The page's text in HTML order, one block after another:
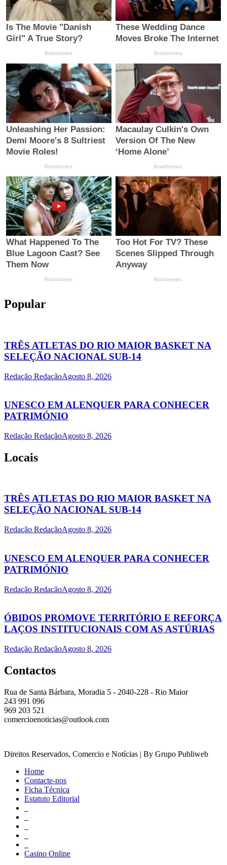
Popular
TRÊS ATLETAS DO RIO MAIOR BASKET NA
SELEÇÃO NACIONAL SUB-14
Redação RedaçãoAgosto 8, 2026
UNESCO EM ALENQUER PARA CONHECER
PATRIMÓNIO
Redação RedaçãoAgosto 8, 2026
Locais
TRÊS ATLETAS DO RIO MAIOR BASKET NA
SELEÇÃO NACIONAL SUB-14
Redação RedaçãoAgosto 8, 2026
UNESCO EM ALENQUER PARA CONHECER
PATRIMÓNIO
Redação RedaçãoAgosto 8, 2026
ÓBIDOS PROMOVE TERRITÓRIO E REFORÇA
LAÇOS INSTITUCIONAIS COM AS ASTÚRIAS
Redação RedaçãoAgosto 8, 2026
Contactos
Rua de Santa Bárbara, Moradia 5 - 2040-228 - Rio Maior
243 991 096
969 203 521
comercioenoticias@outlook.com
Direitos Reservados, Comercio e Notícias | By Grupo Publiweb
Home
Contacte-nos
Ficha Técnica
Estatuto Editorial
Casino Online